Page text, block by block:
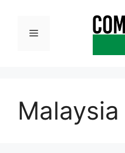
contenutoMenu
Malaysia